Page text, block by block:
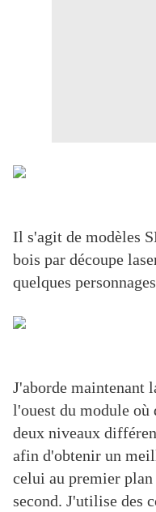
Il s'agit de modèles
bois par découpe
quelques
J'aborde maintenant
l'ouest du module où
deux niveaux
afin d'obtenir un
celui au premier plan
second. J'utilise des